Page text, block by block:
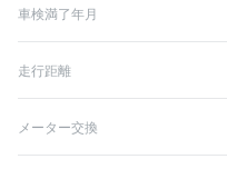
車検満了年月
走行距離
メーター交換